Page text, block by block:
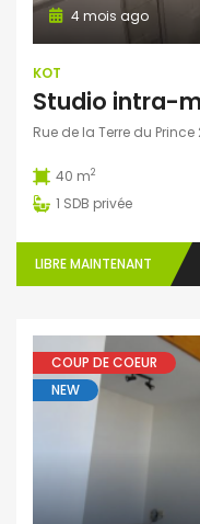
4 mois ago
KOT
Studio intra-
Rue de la Terre du
40 m2
1 SDB privée
LIBRE MAINTENANT
COUP DE COEUR
NEW